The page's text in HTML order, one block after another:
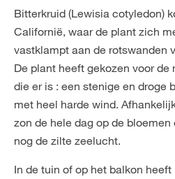
Bitterkruid (Lewisia cotyledon)
Californië, waar de plant zich
vastklampt aan de rotswanden
De plant heeft gekozen voor
die er is : een stenige en droge
met heel harde wind.
zon de hele dag op de
nog de zilte zeelucht.
In de tuin of op het balkon